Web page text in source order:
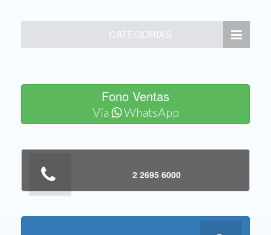
CATEGORIAS
Fono Ventas
Vía WhatsApp
2 2695 6000